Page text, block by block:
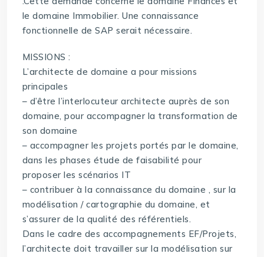
le domaine Immobilier. Une connaissance
fonctionnelle de SAP serait nécessaire.
MISSIONS :
L’architecte de domaine a pour missions
principales
– d’être l’interlocuteur architecte auprès de son
domaine, pour accompagner la transformation de
son domaine
– accompagner les projets portés par le domaine,
dans les phases étude de faisabilité pour
proposer les scénarios IT
– contribuer à la connaissance du domaine , sur la
modélisation / cartographie du domaine, et
s’assurer de la qualité des référentiels.
Dans le cadre des accompagnements EF/Projets,
l’architecte doit travailler sur la modélisation sur